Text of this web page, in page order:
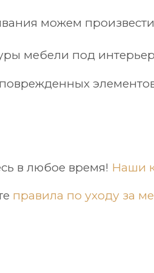
можем
мебели под интерьер
в любое время! Наши
правила по уходу за